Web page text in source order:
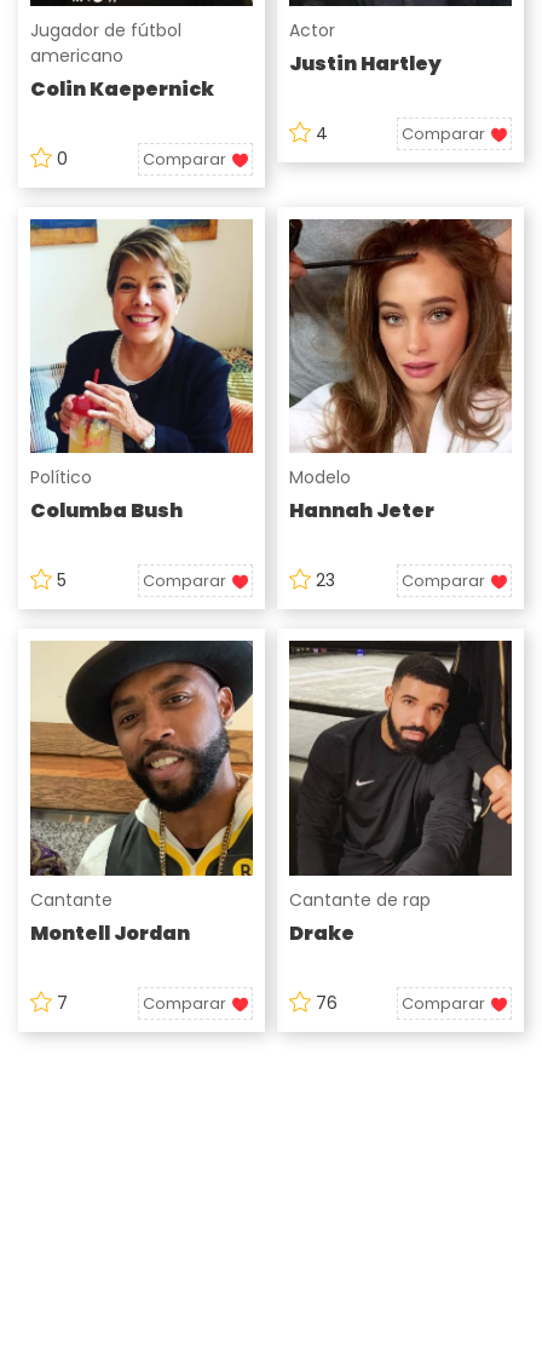
Jugador de fútbol
americano
Colin Kaepernick
0 Comparar
Actor
Justin Hartley
4 Comparar
Político
Columba Bush
5 Comparar
Modelo
Hannah Jeter
23 Comparar
Cantante
Montell Jordan
7 Comparar
Cantante de rap
Drake
76 Comparar